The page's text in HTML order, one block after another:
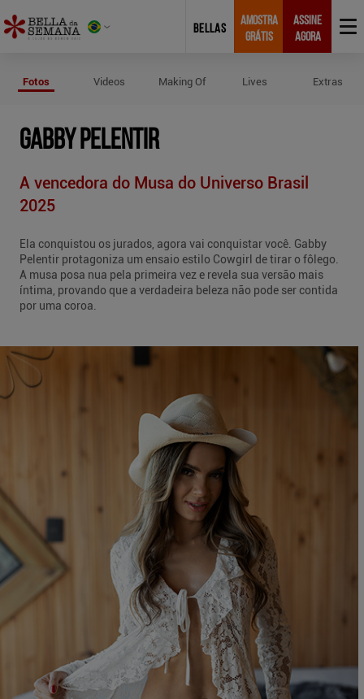
BELLAS
AMOSTRA
GRÁTIS
ASSINE
AGORA
Fotos Videos Making Of Lives Extras
GABBY PELENTIR
A vencedora do Musa do Universo Brasil
2025
Ela conquistou os jurados, agora vai conquistar você. Gabby
Pelentir protagoniza um ensaio estilo Cowgirl de tirar o fôlego.
A musa posa nua pela primeira vez e revela sua versão mais
íntima, provando que a verdadeira beleza não pode ser contida
por uma coroa.